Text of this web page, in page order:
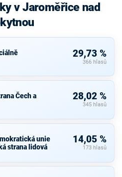
v Jaroměřice nad
29,73 %
366 hlasů
Čech a
28,02 %
345 hlasů
unie
strana lidová
14,05 %
173 hlasů